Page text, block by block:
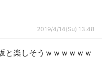
2019/4/14(Su) 13:48
と楽しそうｗｗｗｗｗｗ